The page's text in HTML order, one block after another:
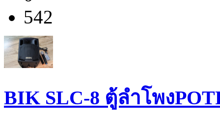
542
BIK SLC-8 ตู้ลำโพง